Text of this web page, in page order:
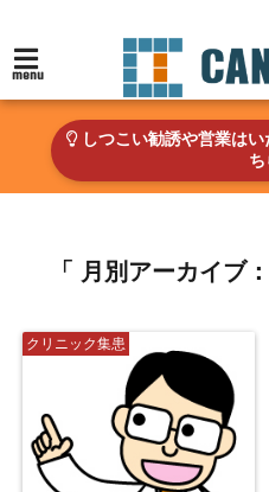
menu
しつこい勧誘や営業はい
ち
「 月別アーカイブ
クリニック集患